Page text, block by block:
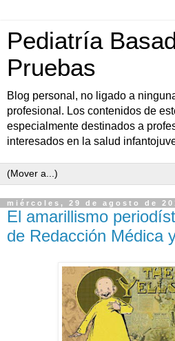
Pediatría
Pruebas
Blog personal, no ligado a
profesional. Los contenidos de
especialmente destinados a
interesados en la salud
miércoles, 29 de agosto de
El amarillismo
de Redacción Médica